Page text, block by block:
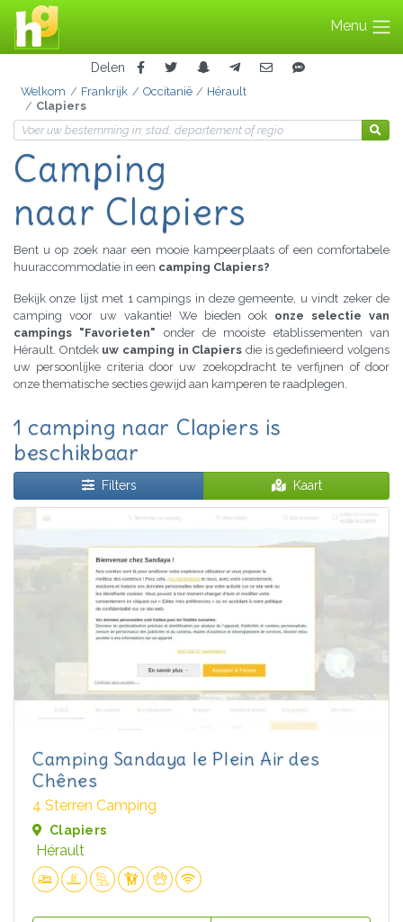
Menu
Delen
Welkom Frankrijk Occitanië
Hérault
Clapiers
Camping
naar Clapiers
Bent u op zoek naar een mooie kampeerplaats of een comfortabele
huuraccommodatie in een camping Clapiers?
Bekijk onze lijst met 1 campings in deze gemeente, u vindt zeker de
camping voor uw vakantie! We bieden ook onze selectie van
campings "Favorieten" onder de mooiste etablissementen van
Hérault. Ontdek uw camping in Clapiers die is gedefinieerd volgens
uw persoonlijke criteria door uw zoekopdracht te verfijnen of door
onze thematische secties gewijd aan kamperen te raadplegen.
1 camping naar Clapiers is
beschikbaar
Filters Kaart
Camping Sandaya le Plein Air des
Chênes
4 Sterren Camping
Clapiers
Hérault